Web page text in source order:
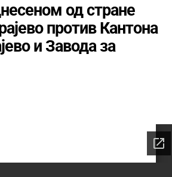
од стране
против Кантона
и Завода за